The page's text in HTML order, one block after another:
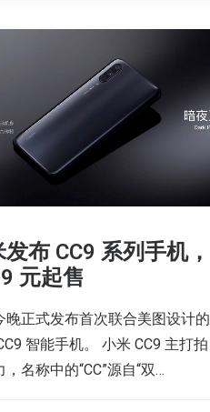
布 CC9 系列手机，
元起售
晚正式发布首次联合美图设计的
智能手机。 小米 CC9 主打拍
，名称中的“CC”源自“双…